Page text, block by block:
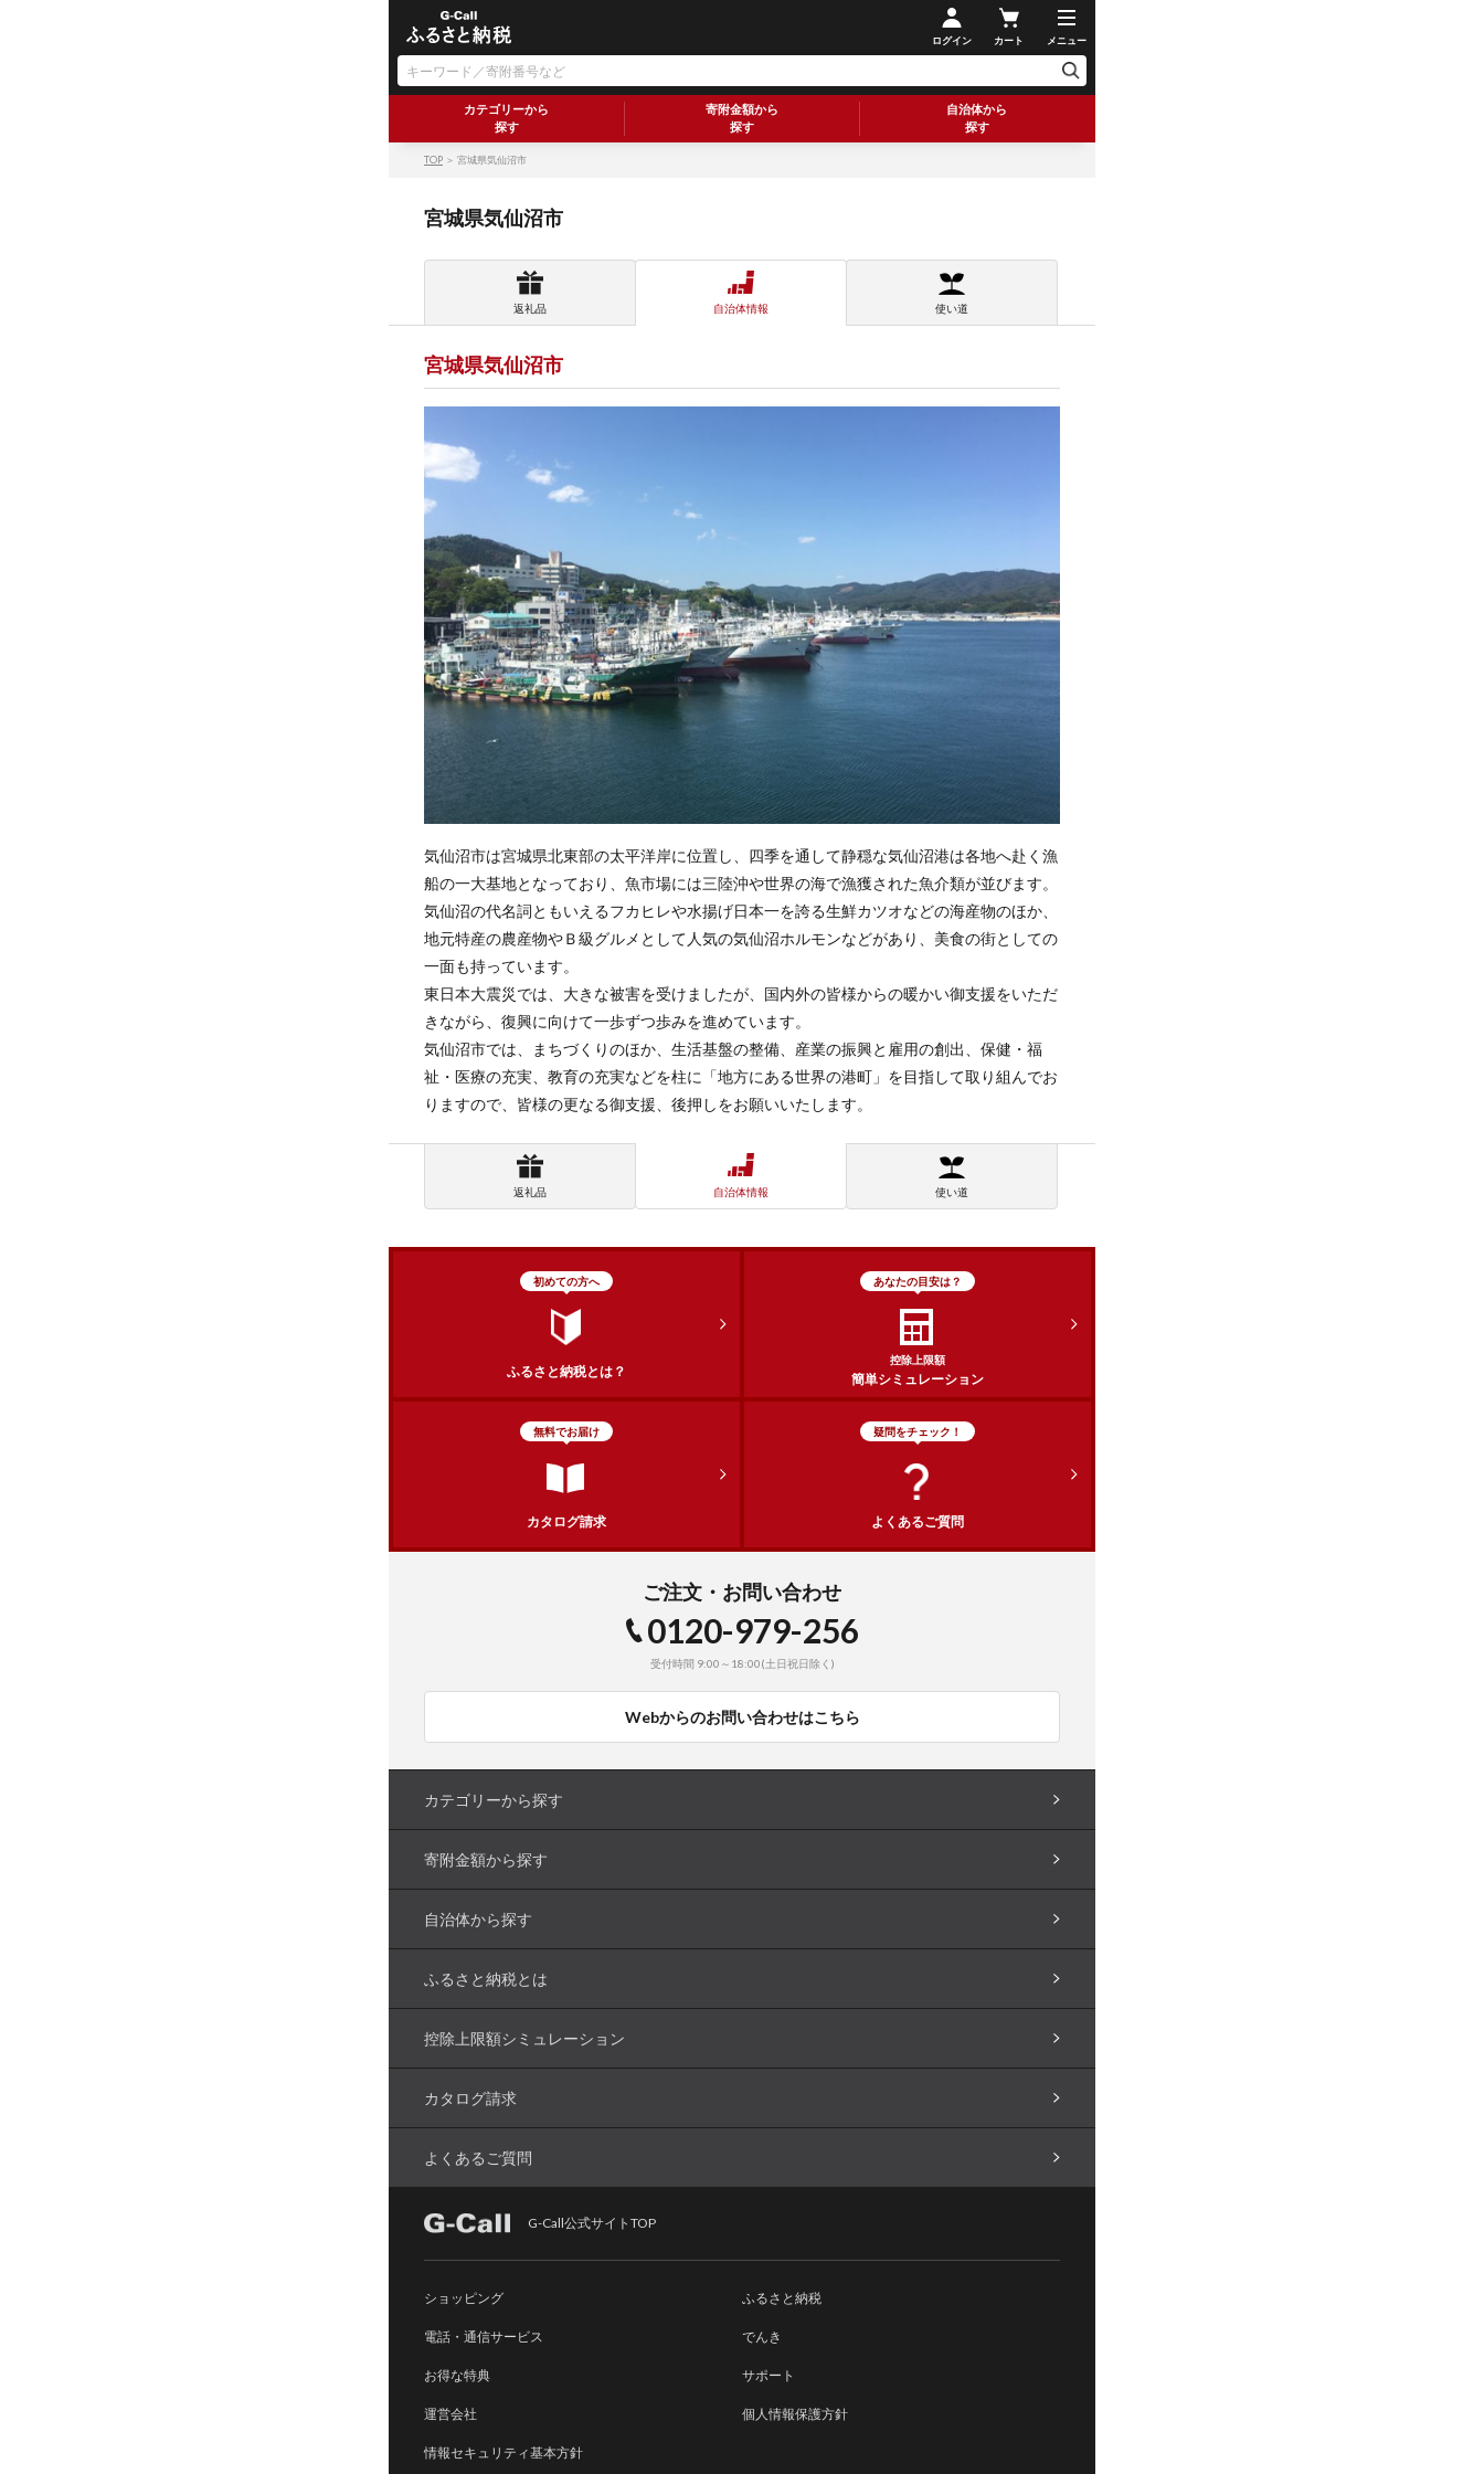
ログイン カート メニュー
カテゴリーから
探す
寄附金額から
探す
自治体から
探す
TOP ＞ 宮城県気仙沼市
宮城県気仙沼市
返礼品 自治体情報 使い道
宮城県気仙沼市
気仙沼市は宮城県北東部の太平洋岸に位置し、四季を通して静穏な気仙沼港は各地へ赴く漁
船の一大基地となっており、魚市場には三陸沖や世界の海で漁獲された魚介類が並びます。
気仙沼の代名詞ともいえるフカヒレや水揚げ日本一を誇る生鮮カツオなどの海産物のほか、
地元特産の農産物やＢ級グルメとして人気の気仙沼ホルモンなどがあり、美食の街としての
一面も持っています。
東日本大震災では、大きな被害を受けましたが、国内外の皆様からの暖かい御支援をいただ
きながら、復興に向けて一歩ずつ歩みを進めています。
気仙沼市では、まちづくりのほか、生活基盤の整備、産業の振興と雇用の創出、保健・福
祉・医療の充実、教育の充実などを柱に「地方にある世界の港町」を目指して取り組んでお
りますので、皆様の更なる御支援、後押しをお願いいたします。
返礼品 自治体情報 使い道
初めての方へ
ふるさと納税とは？
あなたの目安は？
控除上限額
簡単シミュレーション
無料でお届け
カタログ請求
疑問をチェック！
よくあるご質問
ご注文・お問い合わせ
0120-979-256
受付時間 9:00～18:00(土日祝日除く)
Webからのお問い合わせはこちら
カテゴリーから探す
寄附金額から探す
自治体から探す
ふるさと納税とは
控除上限額シミュレーション
カタログ請求
よくあるご質問
G-Call公式サイトTOP
ショッピング ふるさと納税
電話・通信サービス でんき
お得な特典 サポート
運営会社 個人情報保護方針
情報セキュリティ基本方針